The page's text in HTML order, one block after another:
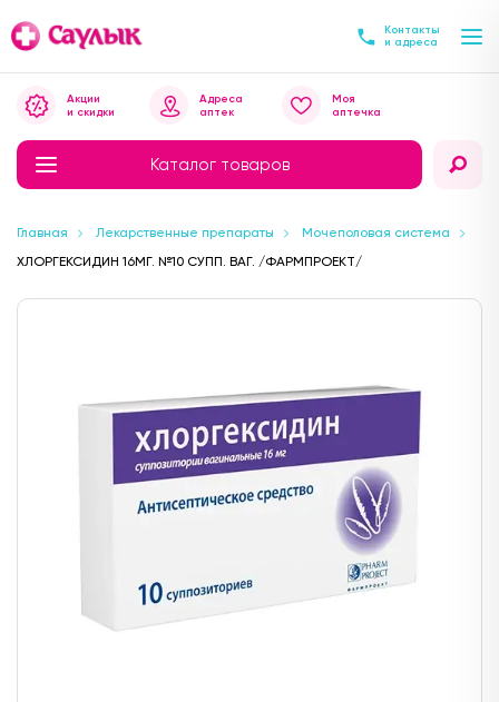
Контакты
и адреса
Каталог товаров
Акции
и скидки
Адреса
аптек
Моя
аптечка
Главная Лекарственные препараты
Мочеполовая система
ХЛОРГЕКСИДИН 16МГ. №10 СУПП. ВАГ. /ФАРМПРОЕКТ/